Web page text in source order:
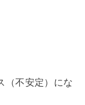
（不安定）にな